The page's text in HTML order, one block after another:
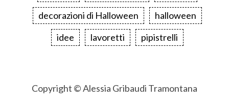
decorazioni di Halloween
halloween
idee
lavoretti pipistrelli
Copyright © Alessia Gribaudi Tramontana